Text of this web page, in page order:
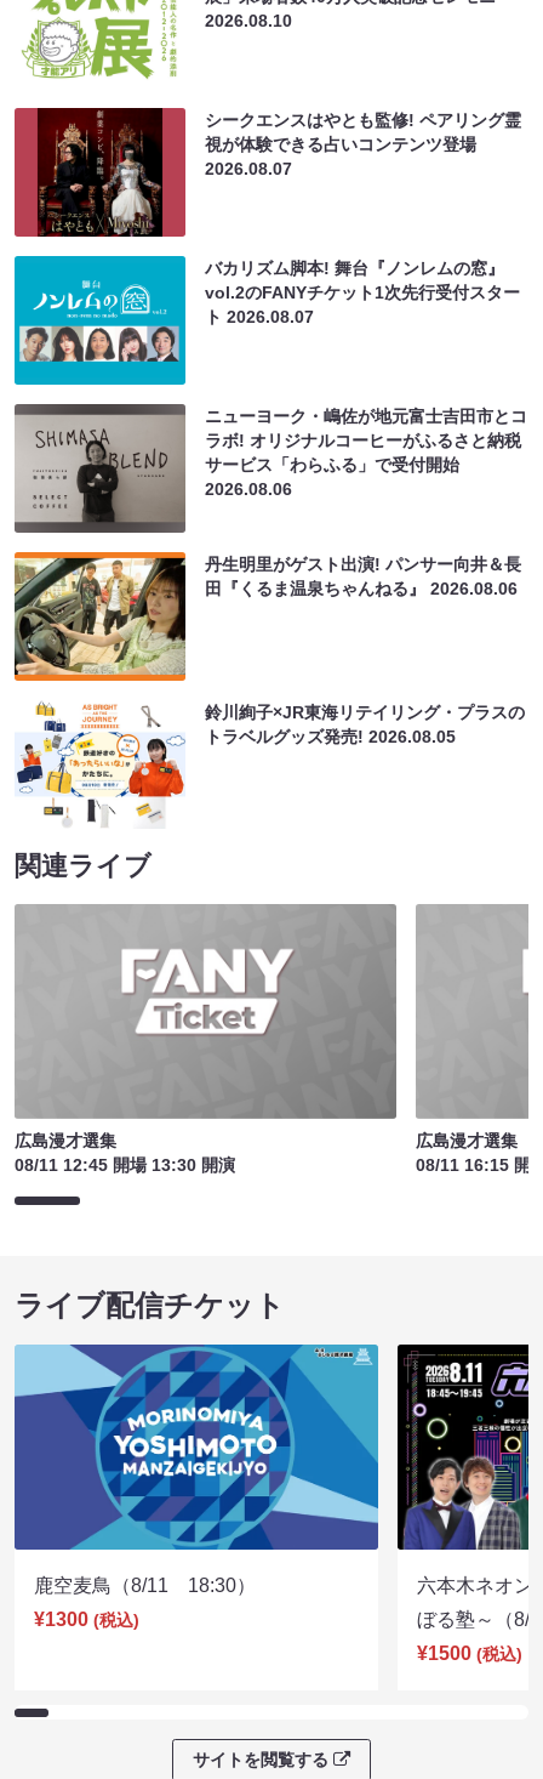
2026.08.10
シークエンスはやとも監修! ペアリング霊
視が体験できる占いコンテンツ登場
2026.08.07
バカリズム脚本! 舞台『ノンレムの窓』
vol.2のFANYチケット1次先行受付スター
ト2026.08.07
ニューヨーク・嶋佐が地元富士吉田市とコ
ラボ! オリジナルコーヒーがふるさと納税
サービス「わらふる」で受付開始
2026.08.06
丹生明里がゲスト出演! パンサー向井＆長
田『くるま温泉ちゃんねる』2026.08.06
鈴川絢子×JR東海リテイリング・プラスの
トラベルグッズ発売!2026.08.05
関連ライブ
広島漫才選集
08/11 12:45 開場 13:30 開演
広島漫才選集
08/11 16:15 開
ライブ配信チケット
鹿空麦鳥（8/11 18:30）
¥1300 (税込)
六本木ネオン
ぼる塾～（
¥1500 (税込)
サイトを閲覧する